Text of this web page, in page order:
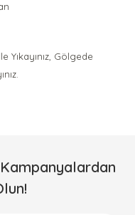
Yıkayınız, Gölgede